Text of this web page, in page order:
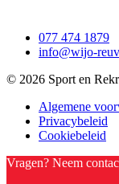
077 474 1879
info@wijo-
© 2026 Sport en
Algemene
Privacybeleid
Cookiebeleid
Vragen? Neem